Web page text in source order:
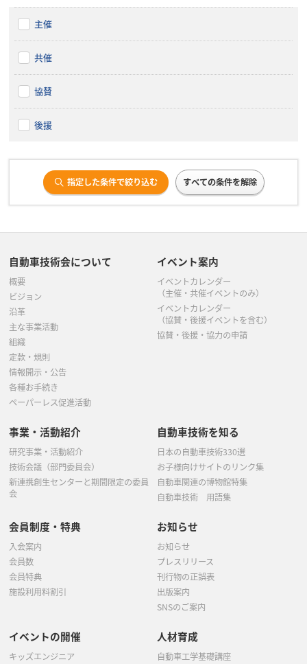
主催
共催
協賛
後援
指定した条件で絞り込む すべての条件を解除
自動車技術会について
概要
ビジョン
沿革
主な事業活動
組織
定款・規則
情報開示・公告
各種お手続き
ペーパーレス促進活動
イベント案内
イベントカレンダー
（主催・共催イベントのみ）
イベントカレンダー
（協賛・後援イベントを含む）
協賛・後援・協力の申請
事業・活動紹介
研究事業・活動紹介
技術会議（部門委員会）
新連携創生センターと期間限定の委員
会
自動車技術を知る
日本の自動車技術330選
お子様向けサイトのリンク集
自動車関連の博物館特集
自動車技術 用語集
会員制度・特典
入会案内
会員数
会員特典
施設利用料割引
お知らせ
お知らせ
プレスリリース
刊行物の正誤表
出版案内
SNSのご案内
イベントの開催
キッズエンジニア
人材育成
自動車工学基礎講座